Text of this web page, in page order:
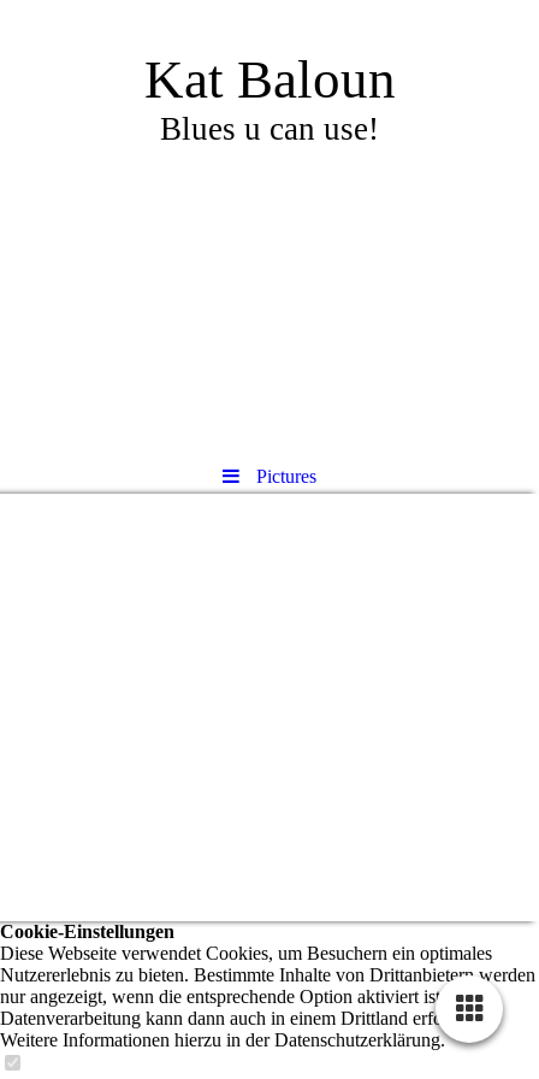
Kat Baloun
Blues u can use!
Pictures
Cookie-Einstellungen
Diese Webseite verwendet Cookies, um Besuchern ein optimales
Nutzererlebnis zu bieten. Bestimmte Inhalte von Drittanbietern werden
nur angezeigt, wenn die entsprechende Option aktiviert ist. Die
Datenverarbeitung kann dann auch in einem Drittland erfolgen.
Weitere Informationen hierzu in der Datenschutzerklärung.